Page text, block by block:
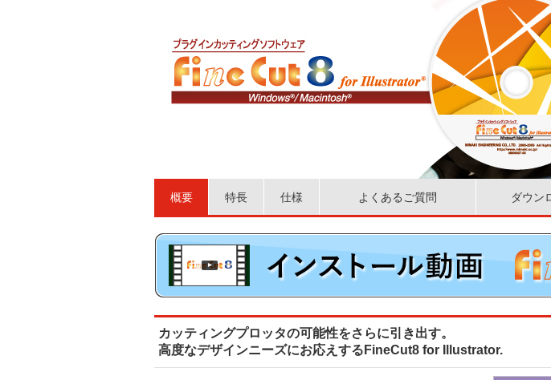
概要 特長 仕様 よくあるご質問 ダウン
カッティングプロッタの可能性をさらに引き出す。
高度なデザインニーズにお応えするFineCut8 for Illustrator.